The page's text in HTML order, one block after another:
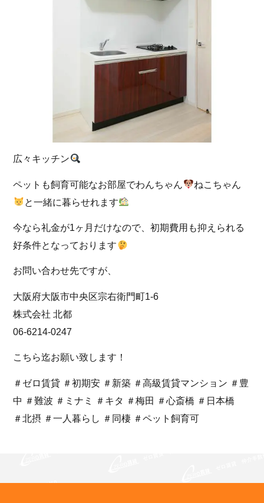
広々キッチン
ペットも飼育可能なお部屋でわんちゃん
ねこちゃん
と一緒に暮らせれます
今なら礼金が1ヶ月だけなので、初期費用も抑えられる
好条件となっております
お問い合わせ先ですが、
大阪府大阪市中央区宗右衛門町1-6
株式会社 北都
06-6214-0247
こちら迄お願い致します！
＃ゼロ賃貸 ＃初期安 ＃新築 ＃高級賃貸マンション ＃豊
中 ＃難波 ＃ミナミ ＃キタ ＃梅田 ＃心斎橋 ＃日本橋
＃北摂 ＃一人暮らし ＃同棲 ＃ペット飼育可